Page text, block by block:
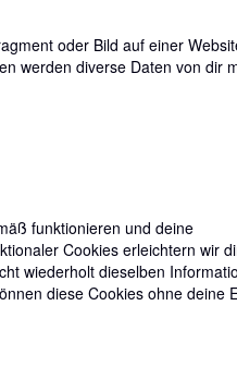
oder Bild auf einer
werden diverse Daten von dir
funktionieren und deine
Cookies erleichtern wir
wiederholt dieselben
diese Cookies ohne deine